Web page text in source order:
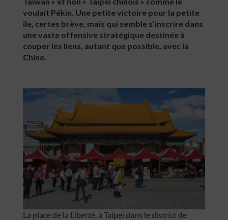
voulait Pékin. Une petite victoire pour la petite
île, certes brève, mais qui semble s’inscrire dans
une vaste offensive stratégique destinée à
couper les liens, autant que possible, avec la
Chine.
La place de la Liberté, à Taipei dans le district de